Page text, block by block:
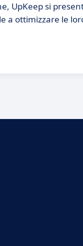
UpKeep si
a ottimizzare le